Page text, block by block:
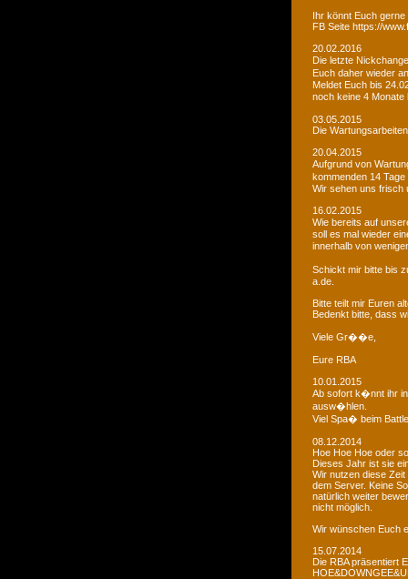
Ihr könnt Euch
FB Seite https://
20.02.2016
Die letzte
Euch daher wieder
Meldet Euch bis
noch keine 4
03.05.2015
Die
20.04.2015
Aufgrund von
kommenden 14
Wir sehen uns frisch
16.02.2015
Wie bereits auf
soll es mal wieder
innerhalb von
Schickt mir bitte bis
a.de.
Bitte teilt mir Euren
Bedenkt bitte, dass
Viele Gr��e,
Eure RBA
10.01.2015
Ab sofort k�nnt ihr
ausw�hlen.
Viel Spa� beim
08.12.2014
Hoe Hoe Hoe oder
Dieses Jahr ist sie
Wir nutzen diese
dem Server. Keine
natürlich weiter
nicht möglich.
Wir wünschen Euch
15.07.2014
Die RBA präsentiert